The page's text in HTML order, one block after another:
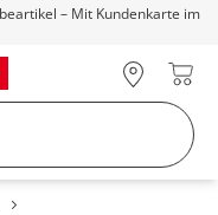
– Mit Kundenkarte im